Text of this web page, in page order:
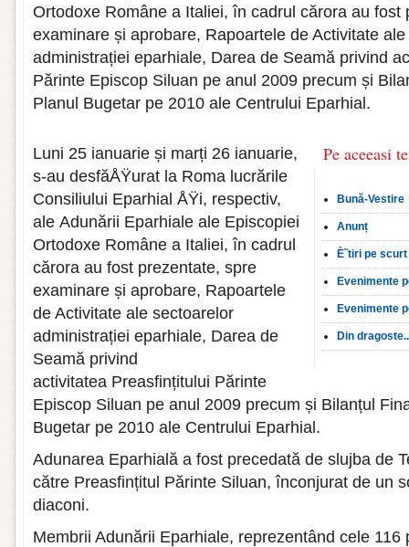
Ortodoxe Române a Italiei, în cadrul cărora au fost
examinare și aprobare, Rapoartele de Activitate
administrației eparhiale, Darea de Seamă privind
Părinte Episcop Siluan pe anul 2009 precum și
Planul Bugetar pe 2010 ale Centrului Eparhial.
Pe aceeasi
Bună-Vestire
Anunț
È˜tiri pe scurt
Evenimente
Evenimente
Din
Luni 25 ianuarie și marți 26 ianuarie,
s-au desfăÅŸurat la Roma lucrările
Consiliului Eparhial ÅŸi, respectiv,
ale Adunării Eparhiale ale Episcopiei
Ortodoxe Române a Italiei, în cadrul
cărora au fost prezentate, spre
examinare și aprobare, Rapoartele
de Activitate ale sectoarelor
administrației eparhiale, Darea de
Seamă privind
activitatea Preasfințitului Părinte
Episcop Siluan pe anul 2009 precum și Bilanțul
Bugetar pe 2010 ale Centrului Eparhial.
Adunarea Eparhială a fost precedată de slujba de
către Preasfințitul Părinte Siluan, înconjurat de un
diaconi.
Membrii Adunării Eparhiale, reprezentând cele 116